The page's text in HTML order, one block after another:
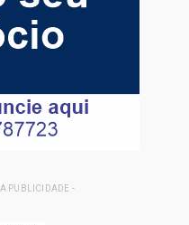
PUBLICIDADE -